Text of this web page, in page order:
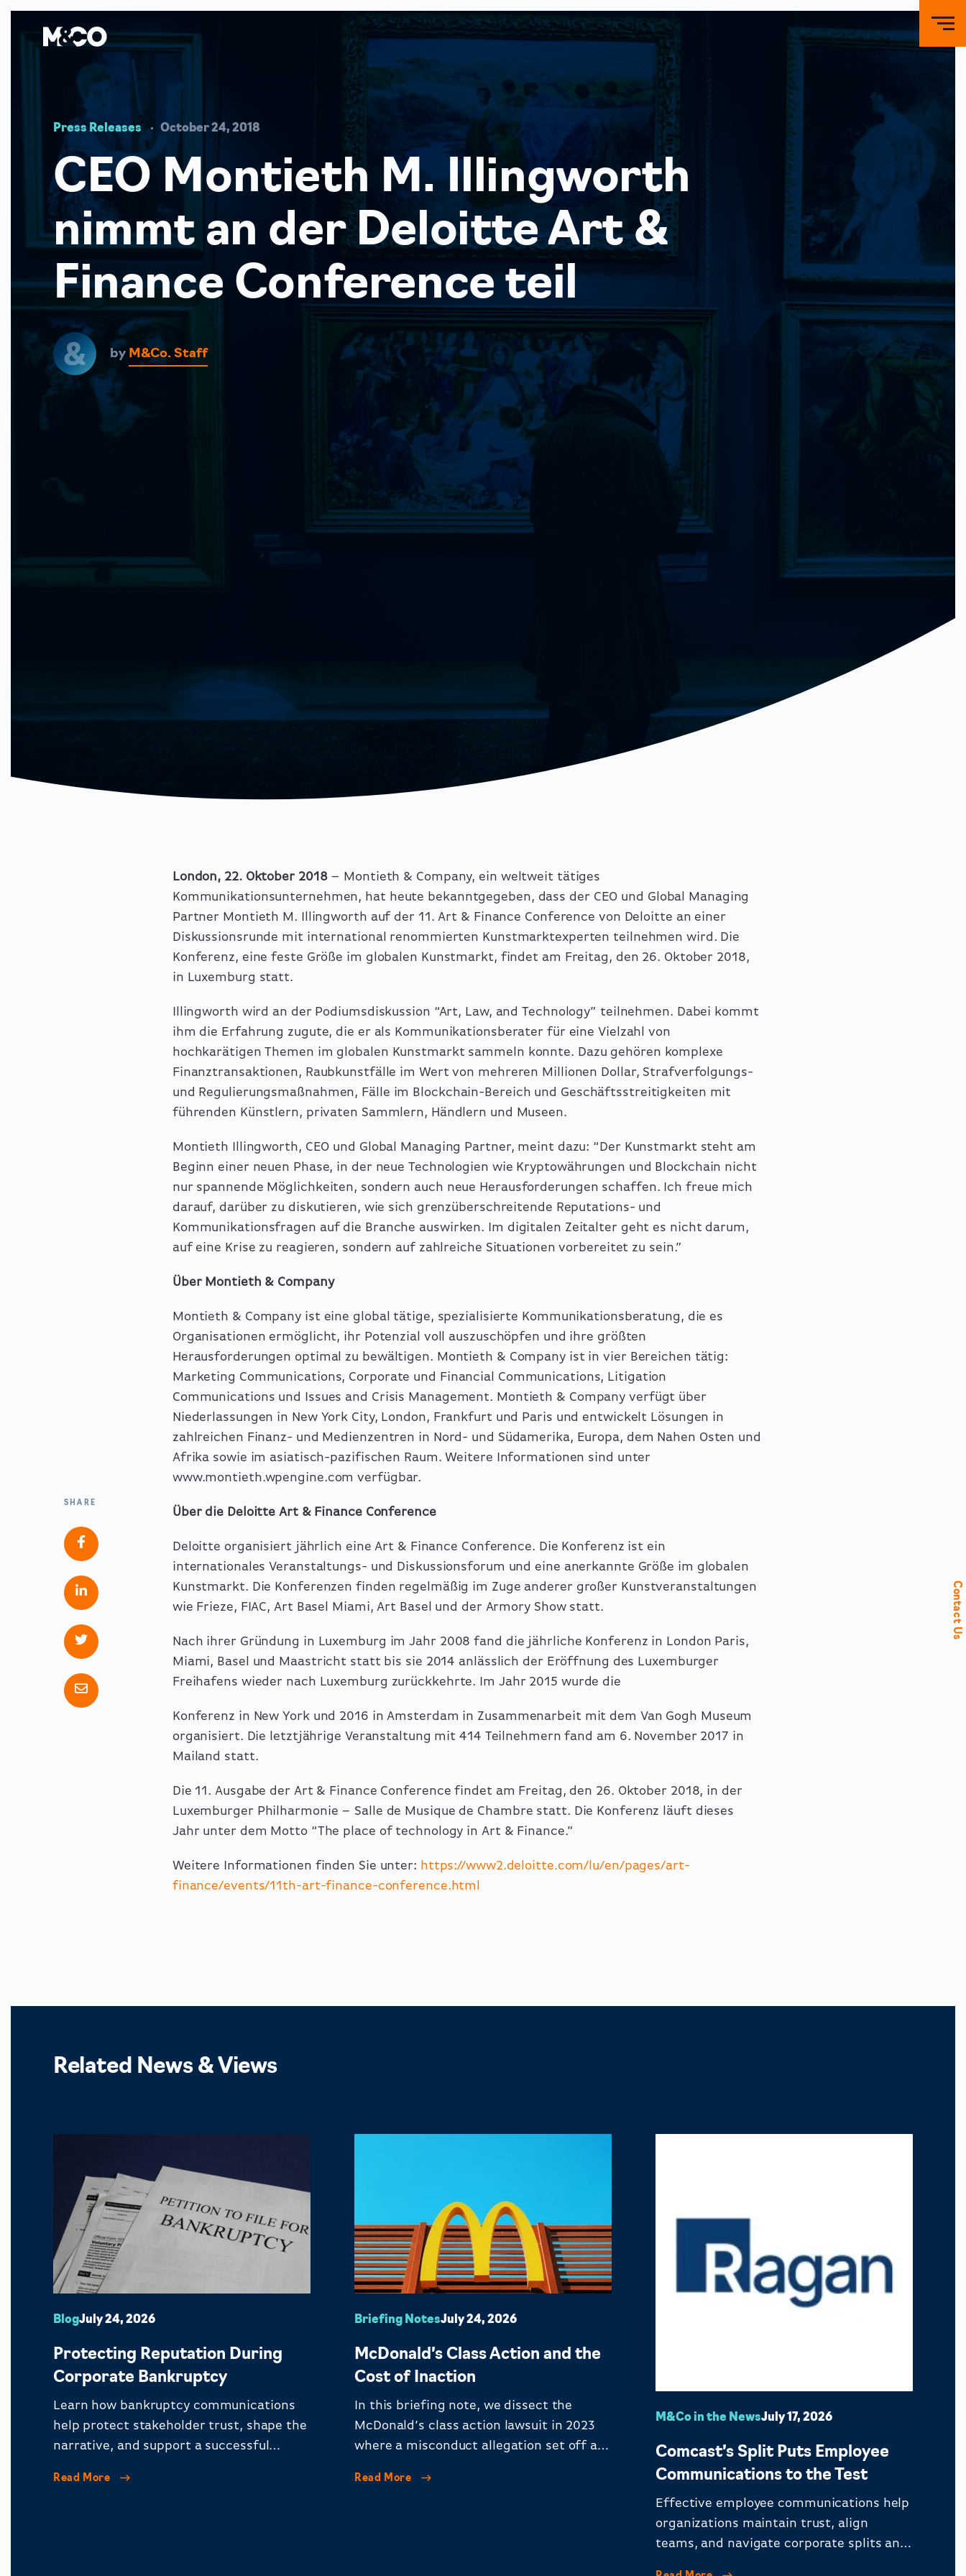
Contact Us
Press Releases October 24, 2018
CEO Montieth M. Illingworth
nimmt an der Deloitte Art &
Finance Conference teil
by M&Co. Staff
London, 22. Oktober 2018– Montieth & Company, ein weltweit tätiges
Kommunikationsunternehmen, hat heute bekanntgegeben, dass der CEO und Global Managing
Partner Montieth M. Illingworth auf der 11. Art & Finance Conference von Deloitte an einer
Diskussionsrunde mit international renommierten Kunstmarktexperten teilnehmen wird. Die
Konferenz, eine feste Größe im globalen Kunstmarkt, findet am Freitag, den 26. Oktober 2018,
in Luxemburg statt.
Illingworth wird an der Podiumsdiskussion “Art, Law, and Technology” teilnehmen. Dabei kommt
ihm die Erfahrung zugute, die er als Kommunikationsberater für eine Vielzahl von
hochkarätigen Themen im globalen Kunstmarkt sammeln konnte. Dazu gehören komplexe
Finanztransaktionen, Raubkunstfälle im Wert von mehreren Millionen Dollar, Strafverfolgungs-
und Regulierungsmaßnahmen, Fälle im Blockchain-Bereich und Geschäftsstreitigkeiten mit
führenden Künstlern, privaten Sammlern, Händlern und Museen.
Montieth Illingworth, CEO und Global Managing Partner, meint dazu: “Der Kunstmarkt steht am
Beginn einer neuen Phase, in der neue Technologien wie Kryptowährungen und Blockchain nicht
nur spannende Möglichkeiten, sondern auch neue Herausforderungen schaffen. Ich freue mich
darauf, darüber zu diskutieren, wie sich grenzüberschreitende Reputations- und
Kommunikationsfragen auf die Branche auswirken. Im digitalen Zeitalter geht es nicht darum,
auf eine Krise zu reagieren, sondern auf zahlreiche Situationen vorbereitet zu sein.”
Über Montieth & Company
Montieth & Company ist eine global tätige, spezialisierte Kommunikationsberatung, die es
Organisationen ermöglicht, ihr Potenzial voll auszuschöpfen und ihre größten
Herausforderungen optimal zu bewältigen. Montieth & Company ist in vier Bereichen tätig:
Marketing Communications, Corporate und Financial Communications, Litigation
Communications und Issues and Crisis Management. Montieth & Company verfügt über
Niederlassungen in New York City, London, Frankfurt und Paris und entwickelt Lösungen in
zahlreichen Finanz- und Medienzentren in Nord- und Südamerika, Europa, dem Nahen Osten und
Afrika sowie im asiatisch-pazifischen Raum. Weitere Informationen sind unter
www.montieth.wpengine.com verfügbar.
Über die Deloitte Art & Finance Conference
Deloitte organisiert jährlich eine Art & Finance Conference. Die Konferenz ist ein
internationales Veranstaltungs- und Diskussionsforum und eine anerkannte Größe im globalen
Kunstmarkt. Die Konferenzen finden regelmäßig im Zuge anderer großer Kunstveranstaltungen
wie Frieze, FIAC, Art Basel Miami, Art Basel und der Armory Show statt.
Nach ihrer Gründung in Luxemburg im Jahr 2008 fand die jährliche Konferenz in London Paris,
Miami, Basel und Maastricht statt bis sie 2014 anlässlich der Eröffnung des Luxemburger
Freihafens wieder nach Luxemburg zurückkehrte. Im Jahr 2015 wurde die
Konferenz in New York und 2016 in Amsterdam in Zusammenarbeit mit dem Van Gogh Museum
organisiert. Die letztjährige Veranstaltung mit 414 Teilnehmern fand am 6. November 2017 in
Mailand statt.
Die 11. Ausgabe der Art & Finance Conference findet am Freitag, den 26. Oktober 2018, in der
Luxemburger Philharmonie – Salle de Musique de Chambre statt. Die Konferenz läuft dieses
Jahr unter dem Motto “The place of technology in Art & Finance.”
Weitere Informationen finden Sie unter: https://www2.deloitte.com/lu/en/pages/art-
finance/events/11th-art-finance-conference.html
SHARE
Related News & Views
BlogJuly 24, 2026
Protecting Reputation During
Corporate Bankruptcy
Learn how bankruptcy communications
help protect stakeholder trust, shape the
narrative, and support a successful
Read More
Briefing NotesJuly 24, 2026
McDonald’s Class Action and the
Cost of Inaction
In this briefing note, we dissect the
McDonald’s class action lawsuit in 2023
where a misconduct allegation set off a
Read More
M&Co in the NewsJuly 17, 2026
Comcast’s Split Puts Employee
Communications to the Test
Effective employee communications help
organizations maintain trust, align
teams, and navigate corporate splits and